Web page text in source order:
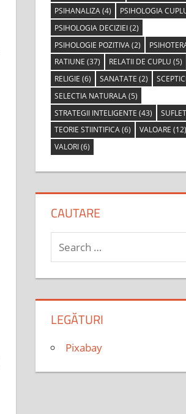
PSIHANALIZA(4) PSIHOLOGIA
PSIHOLOGIA DECIZIEI(2)
PSIHOLOGIE POZITIVA(2)
RATIUNE (37) RELATII DE CUPLU (5)
RELIGIE (6) SANATATE (2)
SELECTIA NATURALA(5)
STRATEGII INTELIGENTE (43) SUFLET
TEORIE STIINTIFICA(6) VALOARE (12)
VALORI(6)
CAUTARE
Search
for:
LEGĂTURI
Pixabay